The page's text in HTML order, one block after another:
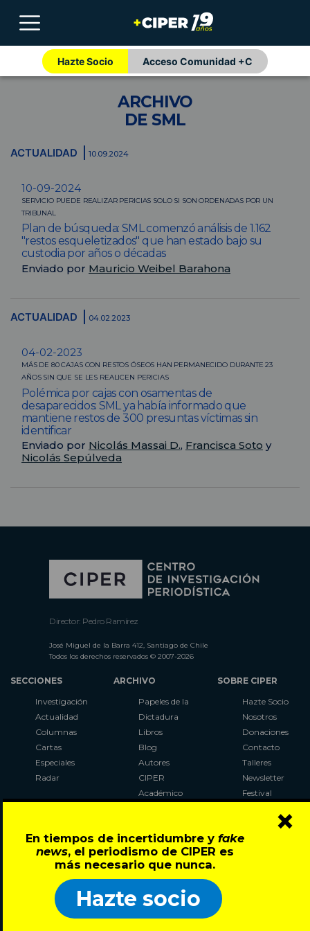
En tiempos de incertidumbre y fake
news, el periodismo de CIPER es
más necesario que nunca.
Hazte socio
×
Hazte Socio Acceso Comunidad +C
ARCHIVO
DE SML
ACTUALIDAD 10.09.2024
10-09-2024
SERVICIO PUEDE REALIZAR PERICIAS SOLO SI SON ORDENADAS POR UN
TRIBUNAL
Plan de búsqueda: SML comenzó análisis de 1.162
"restos esqueletizados" que han estado bajo su
custodia por años o décadas
Enviado por Mauricio Weibel Barahona
ACTUALIDAD 04.02.2023
04-02-2023
MÁS DE 80 CAJAS CON RESTOS ÓSEOS HAN PERMANECIDO DURANTE 23
AÑOS SIN QUE SE LES REALICEN PERICIAS
Polémica por cajas con osamentas de
desaparecidos: SML ya había informado que
mantiene restos de 300 presuntas víctimas sin
identificar
Enviado por Nicolás Massai D., Francisca Soto y
Nicolás Sepúlveda
Director: Pedro Ramírez
José Miguel de la Barra 412, Santiago de Chile
Todos los derechos reservados © 2007-2026
SECCIONES
Investigación
Actualidad
Columnas
Cartas
Especiales
Radar
ARCHIVO
Papeles de la
Dictadura
Libros
Blog
Autores
CIPER
Académico
Al Plebiscito
con CIPER
SOBRE CIPER
Hazte Socio
Nosotros
Donaciones
Contacto
Talleres
Newsletter
Festival